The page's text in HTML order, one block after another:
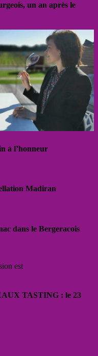
un an après le
à l’honneur
Madiran
dans le Bergeracois
est
TASTING : le 23